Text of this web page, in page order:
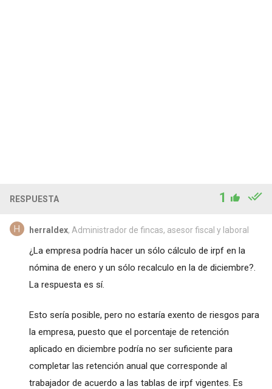
RESPUESTA 1
herraldex, Administrador de fincas, asesor fiscal y laboral
¿La empresa podría hacer un sólo cálculo de irpf en la
nómina de enero y un sólo recalculo en la de diciembre?.
La respuesta es sí.
Esto sería posible, pero no estaría exento de riesgos para
la empresa, puesto que el porcentaje de retención
aplicado en diciembre podría no ser suficiente para
completar las retención anual que corresponde al
trabajador de acuerdo a las tablas de irpf vigentes. Es